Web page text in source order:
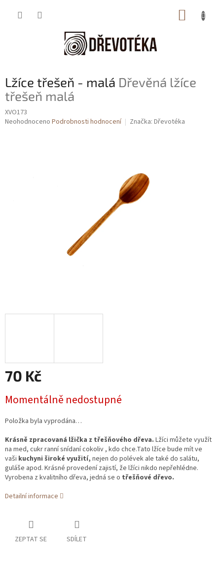
Lžíce třešeň - malá Dřevěná lžíce
třešeň malá
XVO173
Průměrné
Neohodnoceno Podrobnosti hodnocení Značka: Dřevotéka
70 Kč
cena:
Momentálně nedostupné
Položka byla vyprodána…
Krásně zpracovaná lžička z třešňového dřeva. Lžíci můžete využít
na med, cukr ranní snídaní cokoliv , kdo chce.Tato lžíce bude mít ve
vaši kuchyni široké využití, nejen do polévek ale také do salátu,
guláše apod. Krásné provedení zajistí, že lžíci nikdo nepřehlédne.
Vyrobena z kvalitního dřeva, jedná se o třešňové dřevo.
Detailní informace
ZEPTAT SE SDÍLET